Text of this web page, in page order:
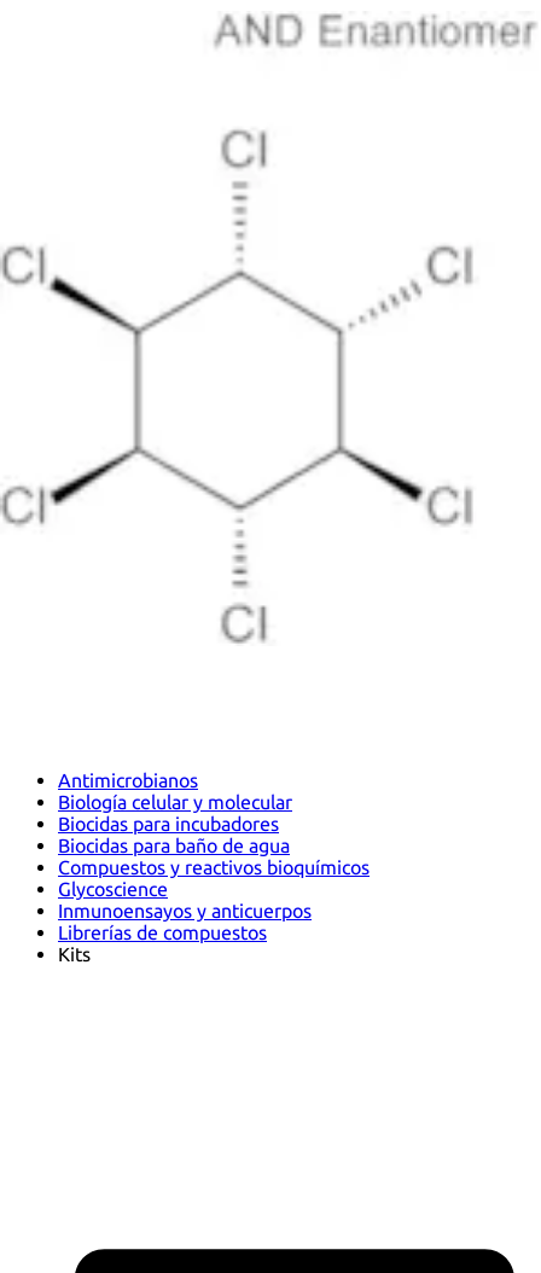
Antimicrobianos
Biología celular y molecular
Biocidas para incubadores
Biocidas para baño de agua
Compuestos y reactivos bioquímicos
Glycoscience
Inmunoensayos y anticuerpos
Librerías de compuestos
Kits